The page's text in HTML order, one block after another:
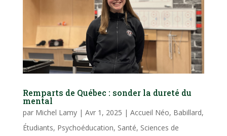
Remparts de Québec : sonder la dureté du
mental
par Michel Lamy| Avr 1, 2025 | Accueil Néo, Babillard,
Étudiants, Psychoéducation, Santé, Sciences de